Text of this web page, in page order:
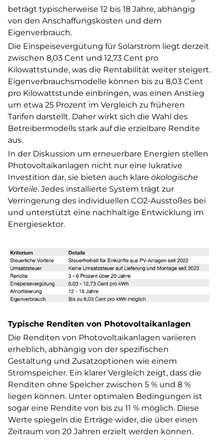
beträgt typischerweise 12 bis 18 Jahre, abhängig
von den Anschaffungskosten und dem
Eigenverbrauch.
Die Einspeisevergütung für Solarstrom liegt derzeit
zwischen 8,03 Cent und 12,73 Cent pro
Kilowattstunde, was die Rentabilität weiter steigert.
Eigenverbrauchsmodelle können bis zu 8,03 Cent
pro Kilowattstunde einbringen, was einen Anstieg
um etwa 25 Prozent im Vergleich zu früheren
Tarifen darstellt. Daher wirkt sich die Wahl des
Betreibermodells stark auf die erzielbare Rendite
aus.
In der Diskussion um erneuerbare Energien stellen
Photovoltaikanlagen nicht nur eine lukrative
Investition dar, sie bieten auch klare ökologische
Vorteile. Jedes installierte System trägt zur
Verringerung des individuellen CO2-Ausstoßes bei
und unterstützt eine nachhaltige Entwicklung im
Energiesektor.
Typische Renditen von Photovoltaikanlagen
Die Renditen von Photovoltaikanlagen variieren
erheblich, abhängig von der spezifischen
Gestaltung und Zusatzoptionen wie einem
Stromspeicher. Ein klarer Vergleich zeigt, dass die
Renditen ohne Speicher zwischen 5 % und 8 %
liegen können. Unter optimalen Bedingungen ist
sogar eine Rendite von bis zu 11 % möglich. Diese
Werte spiegeln die Erträge wider, die über einen
Zeitraum von 20 Jahren erzielt werden können.